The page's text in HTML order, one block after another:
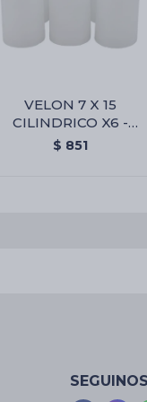
VELON 7 X 15
CILINDRICO X6 -
Blanco
$ 851
SEGUINOS